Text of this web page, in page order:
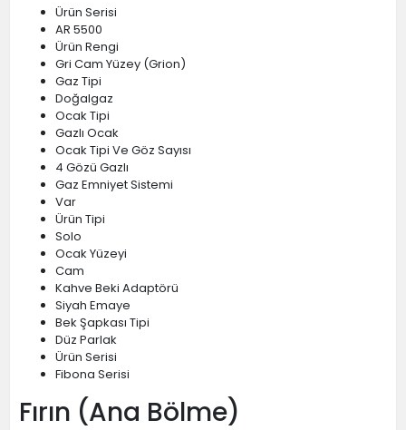
Ürün Serisi
AR 5500
Ürün Rengi
Gri Cam Yüzey (Grion)
Gaz Tipi
Doğalgaz
Ocak Tipi
Gazlı Ocak
Ocak Tipi Ve Göz Sayısı
4 Gözü Gazlı
Gaz Emniyet Sistemi
Var
Ürün Tipi
Solo
Ocak Yüzeyi
Cam
Kahve Beki Adaptörü
Siyah Emaye
Bek Şapkası Tipi
Düz Parlak
Ürün Serisi
Fibona Serisi
Fırın (Ana Bölme)